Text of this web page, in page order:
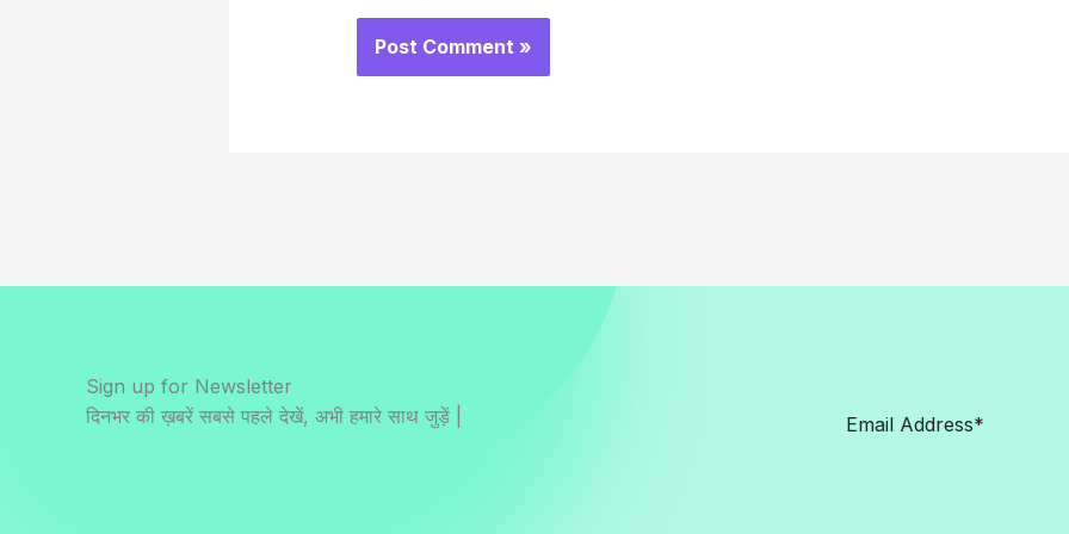
Sign up for Newsletter
दिनभर की ख़बरें सबसे पहले देखें, अभी हमारे साथ जुड़ें |